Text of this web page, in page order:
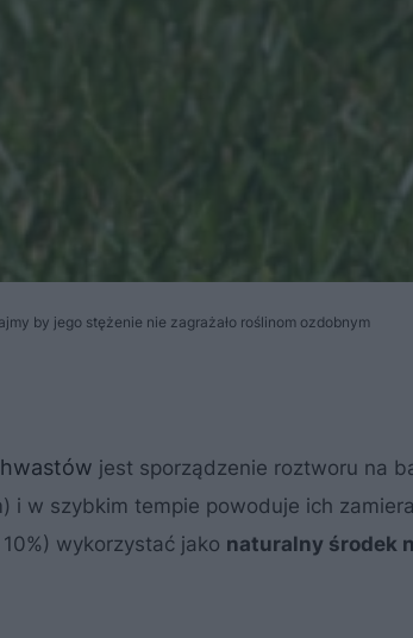
by jego stężenie nie zagrażało roślinom ozdobnym
jest sporządzenie roztworu na
i w szybkim tempie powoduje ich
wykorzystać jako naturalny środek